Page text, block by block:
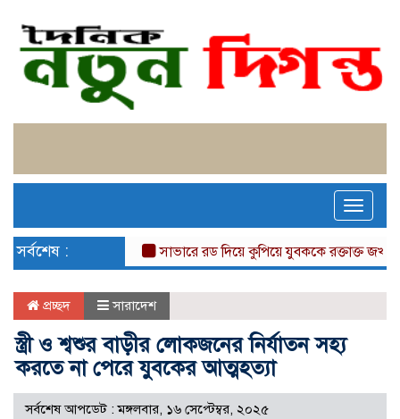
Toggle
সর্বশেষ : সাভারে রড দিয়ে কুপিয়ে যুবককে রক্তাক্ত জখম,
প্রচ্ছদ সারাদেশ
স্ত্রী ও শ্বশুর বাড়ীর লোকজনের নির্যাতন সহ্য
করতে না পেরে যুবকের আত্মহত্যা
সর্বশেষ আপডেট : মঙ্গলবার, ১৬ সেপ্টেম্বর, ২০২৫